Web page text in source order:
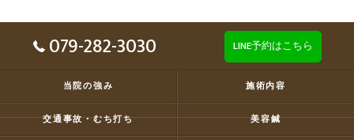
079-282-3030 LINE予約はこちら
当院の強み 施術内容
交通事故・むち打ち 美容鍼